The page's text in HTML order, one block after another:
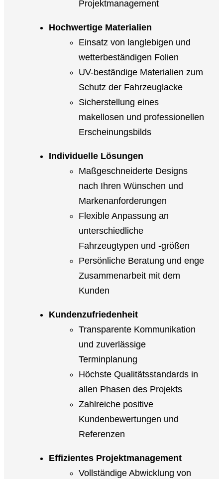
Projektmanagement
Hochwertige Materialien
Einsatz von langlebigen und
wetterbeständigen Folien
UV-beständige Materialien zum
Schutz der Fahrzeuglacke
Sicherstellung eines
makellosen und professionellen
Erscheinungsbilds
Individuelle Lösungen
Maßgeschneiderte Designs
nach Ihren Wünschen und
Markenanforderungen
Flexible Anpassung an
unterschiedliche
Fahrzeugtypen und -größen
Persönliche Beratung und enge
Zusammenarbeit mit dem
Kunden
Kundenzufriedenheit
Transparente Kommunikation
und zuverlässige
Terminplanung
Höchste Qualitätsstandards in
allen Phasen des Projekts
Zahlreiche positive
Kundenbewertungen und
Referenzen
Effizientes Projektmanagement
Vollständige Abwicklung von